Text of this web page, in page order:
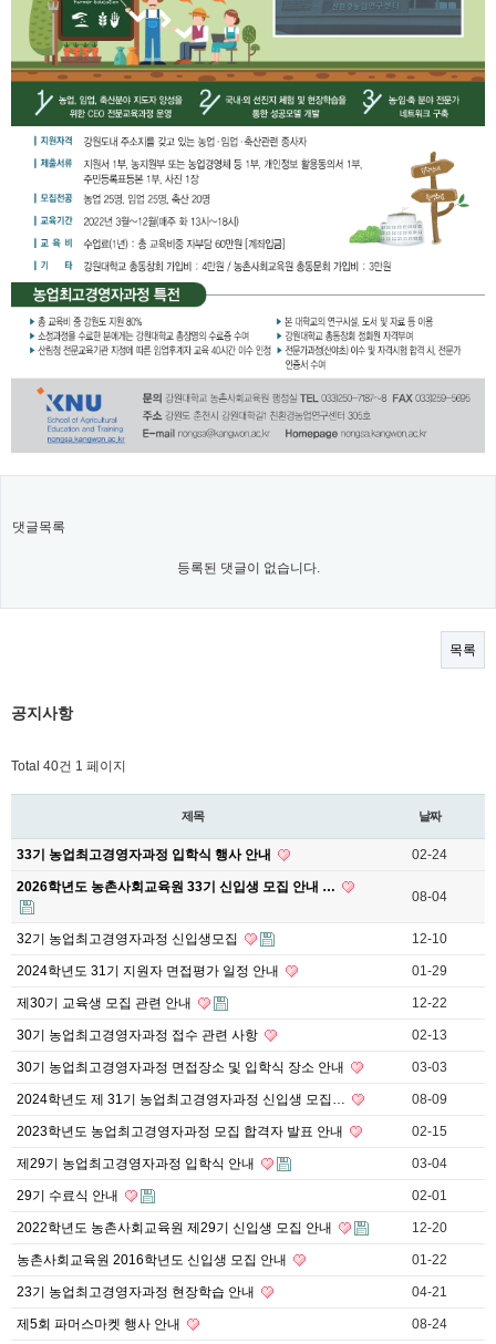
댓글목록
등록된 댓글이 없습니다.
목록
공지사항
Total 40건 1 페이지
제목 날짜
33기 농업최고경영자과정 입학식 행사 안내 02-24
2026학년도 농촌사회교육원 33기 신입생 모집 안내 …
08-04
32기 농업최고경영자과정 신입생모집 12-10
2024학년도 31기 지원자 면접평가 일정 안내 01-29
제30기 교육생 모집 관련 안내 12-22
30기 농업최고경영자과정 접수 관련 사항 02-13
30기 농업최고경영자과정 면접장소 및 입학식 장소 안내 03-03
2024학년도 제 31기 농업최고경영자과정 신입생 모집… 08-09
2023학년도 농업최고경영자과정 모집 합격자 발표 안내 02-15
제29기 농업최고경영자과정 입학식 안내 03-04
29기 수료식 안내 02-01
2022학년도 농촌사회교육원 제29기 신입생 모집 안내 12-20
농촌사회교육원 2016학년도 신입생 모집 안내 01-22
23기 농업최고경영자과정 현장학습 안내 04-21
제5회 파머스마켓 행사 안내 08-24